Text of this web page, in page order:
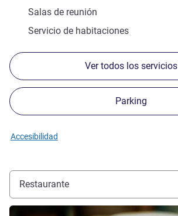
Salas de reunión
Servicio de habitaciones
Ver todos los servicios
Parking
Accesibilidad
Restaurante
Más información